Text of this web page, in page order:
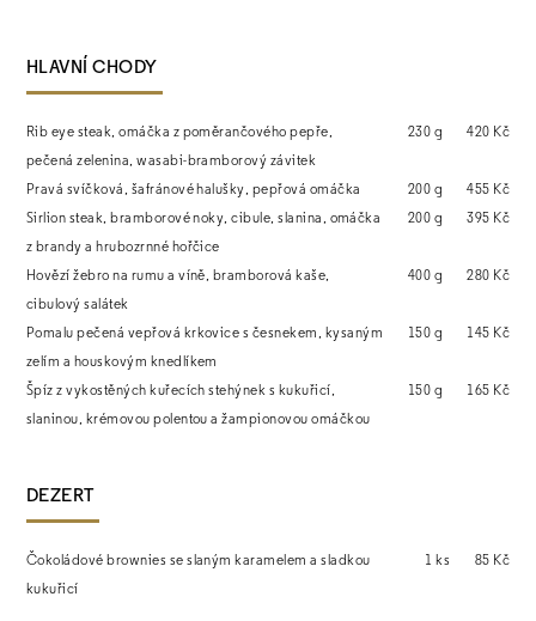
HLAVNÍ CHODY
Rib eye steak, omáčka z poměrančového pepře,
pečená zelenina, wasabi-bramborový závitek
230 g 420 Kč
Pravá svíčková, šafránové halušky, pepřová omáčka 200 g
455 Kč
Sirlion steak, bramborové noky, cibule, slanina, omáčka
z brandy a hrubozrnné hořčice
200 g 395 Kč
Hovězí žebro na rumu a víně, bramborová kaše,
cibulový salátek
400 g 280 Kč
Pomalu pečená vepřová krkovice s česnekem, kysaným
zelím a houskovým knedlíkem
150 g 145 Kč
Špíz z vykostěných kuřecích stehýnek s kukuřicí,
slaninou, krémovou polentou a žampionovou omáčkou
150 g 165 Kč
DEZERT
Čokoládové brownies se slaným karamelem a sladkou
kukuřicí
1 ks 85 Kč